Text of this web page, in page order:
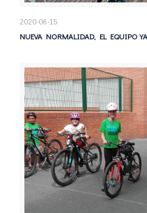
2020-06-15
NUEVA NORMALIDAD, EL EQUIPO